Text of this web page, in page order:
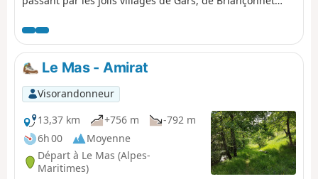
des paysages et traversée d'un pays sauvage sont au
rendez-vous!
Le Mas - Amirat
Visorandonneur
13,37 km
+756 m
-792 m
6h 00
Moyenne
Départ à Le Mas (Alpes-
Maritimes)